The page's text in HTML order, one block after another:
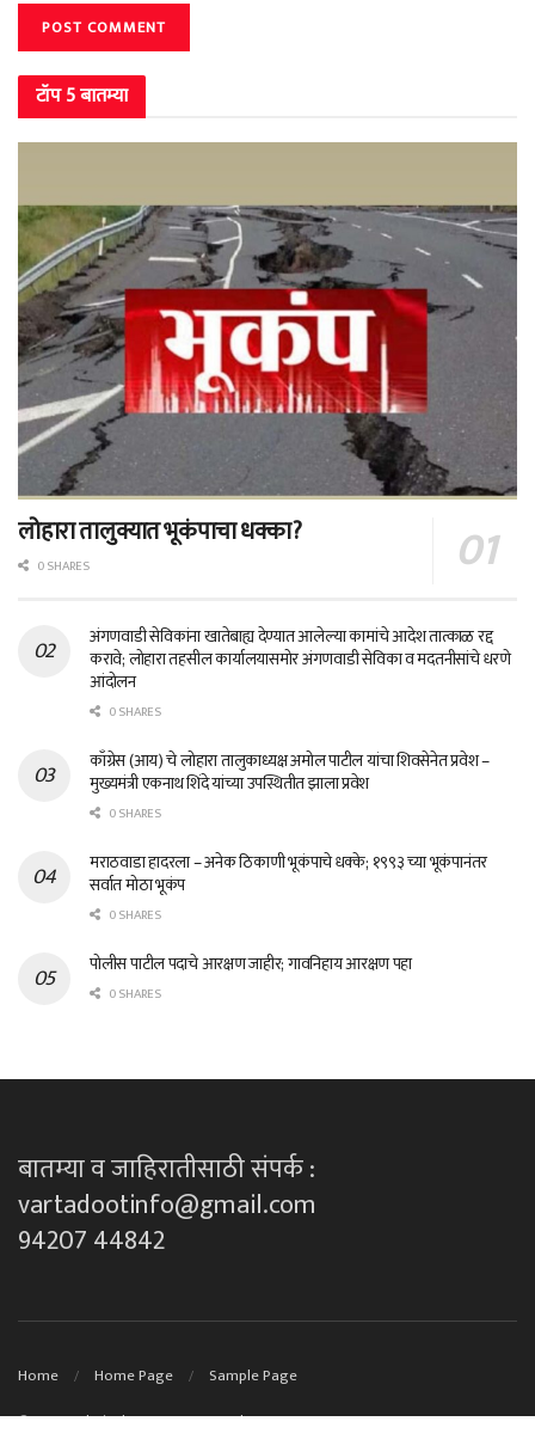
टॉप 5 बातम्या
लोहारा तालुक्यात भूकंपाचा धक्का?
0 SHARES
अंगणवाडी सेविकांना खातेबाह्य देण्यात आलेल्या कामांचे आदेश तात्काळ रद्द
करावे; लोहारा तहसील कार्यालयासमोर अंगणवाडी सेविका व मदतनीसांचे धरणे
आंदोलन
0 SHARES
काँग्रेस (आय) चे लोहारा तालुकाध्यक्ष अमोल पाटील यांचा शिवसेनेत प्रवेश –
मुख्यमंत्री एकनाथ शिंदे यांच्या उपस्थितीत झाला प्रवेश
0 SHARES
मराठवाडा हादरला – अनेक ठिकाणी भूकंपाचे धक्के; १९९३ च्या भूकंपानंतर
सर्वात मोठा भूकंप
0 SHARES
पोलीस पाटील पदाचे आरक्षण जाहीर; गावनिहाय आरक्षण पहा
0 SHARES
बातम्या व जाहिरातीसाठी संपर्क :
vartadootinfo@gmail.com
94207 44842
Home Home Page Sample Page
© 2023Technical Support By DK techno's